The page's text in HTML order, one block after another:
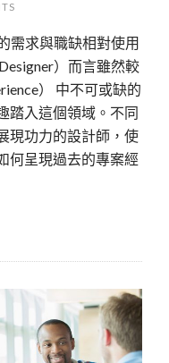
需求與職缺相對使用
）而言雖然較
） 中不可或缺的
踏入這個領域。不同
現功力的設計師，使
何呈現過去的專案經